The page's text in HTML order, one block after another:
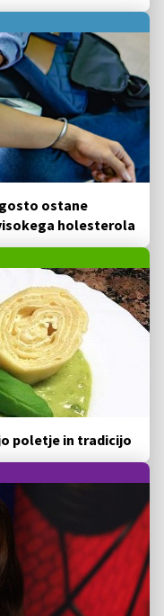
ostane
holesterola
poletje in tradicijo